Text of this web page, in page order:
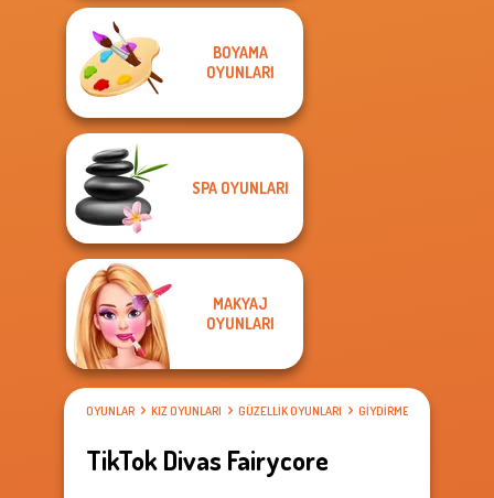
BOYAMA
OYUNLARI
SPA OYUNLARI
MAKYAJ
OYUNLARI
OYUNLAR KIZ OYUNLARI GÜZELLIK OYUNLARI GIYDIRME OYUNLARI
TikTok Divas Fairycore